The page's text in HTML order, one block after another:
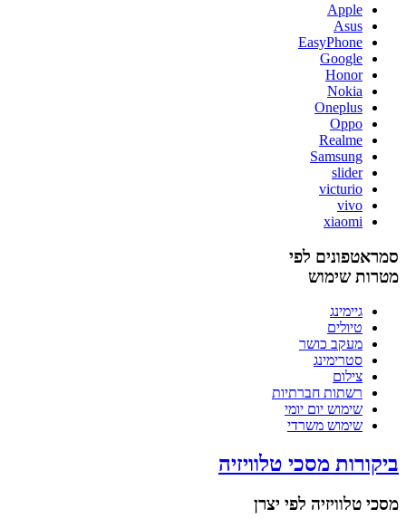
Apple
Asus
EasyPhone
Google
Honor
Nokia
Oneplus
Oppo
Realme
Samsung
slider
victurio
vivo
xiaomi
סמראטפונים לפי
מטרות שימוש
גיימינג
טיולים
מעקב כושר
סטרימינג
צילום
רשתות חברתיות
שימוש יום יומי
שימוש משרדי
ביקורות מסכי טלוויזיה
מסכי טלוויזיה לפי יצרן